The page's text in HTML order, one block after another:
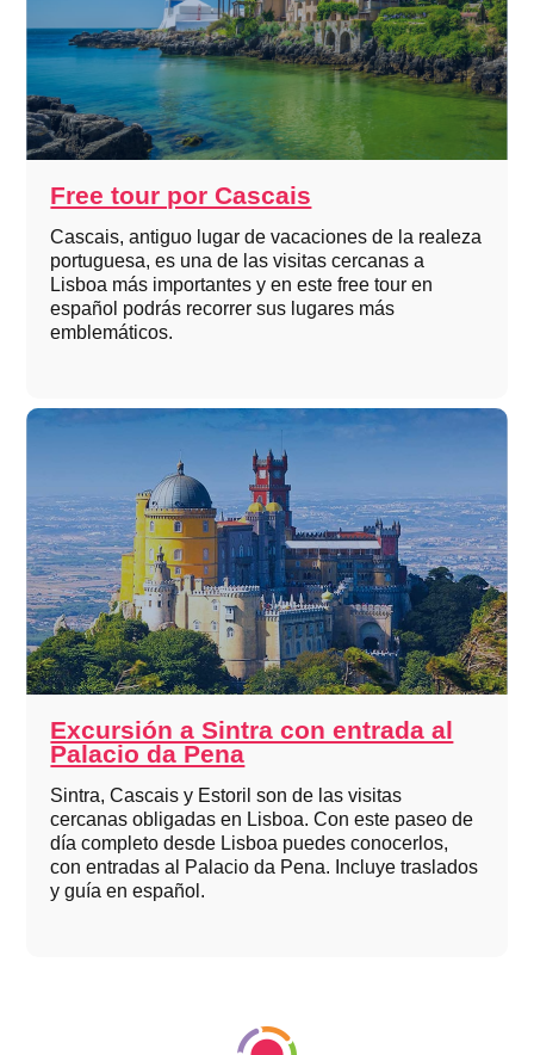
Free tour por Cascais
Cascais, antiguo lugar de vacaciones de la realeza
portuguesa, es una de las visitas cercanas a
Lisboa más importantes y en este free tour en
español podrás recorrer sus lugares más
emblemáticos.
Excursión a Sintra con entrada al
Palacio da Pena
Sintra, Cascais y Estoril son de las visitas
cercanas obligadas en Lisboa. Con este paseo de
día completo desde Lisboa puedes conocerlos,
con entradas al Palacio da Pena. Incluye traslados
y guía en español.